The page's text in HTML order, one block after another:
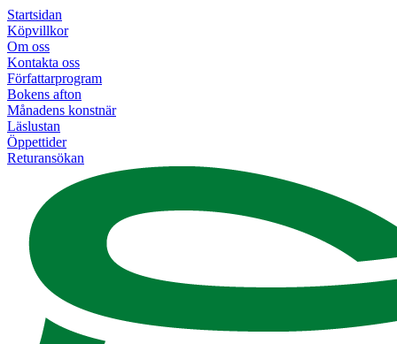
Startsidan
Köpvillkor
Om oss
Kontakta oss
Författarprogram
Bokens afton
Månadens konstnär
Läslustan
Öppettider
Returansökan